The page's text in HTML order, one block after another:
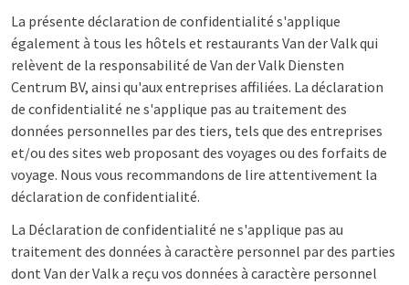
La présente déclaration de confidentialité s'applique
également à tous les hôtels et restaurants Van der Valk qui
relèvent de la responsabilité de Van der Valk Diensten
Centrum BV, ainsi qu'aux entreprises affiliées. La déclaration
de confidentialité ne s'applique pas au traitement des
données personnelles par des tiers, tels que des entreprises
et/ou des sites web proposant des voyages ou des forfaits de
voyage. Nous vous recommandons de lire attentivement la
déclaration de confidentialité.
La Déclaration de confidentialité ne s'applique pas au
traitement des données à caractère personnel par des parties
dont Van der Valk a reçu vos données à caractère personnel